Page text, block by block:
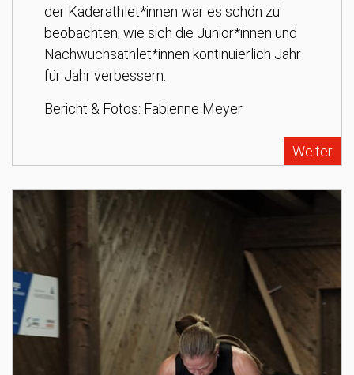
der Kaderathlet*innen war es schön zu
beobachten, wie sich die Junior*innen und
Nachwuchsathlet*innen kontinuierlich Jahr
für Jahr verbessern.
Bericht & Fotos: Fabienne Meyer
Weiter